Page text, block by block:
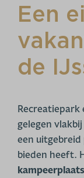
Een
de
Recreatiepark
gelegen
een
bieden heeft.